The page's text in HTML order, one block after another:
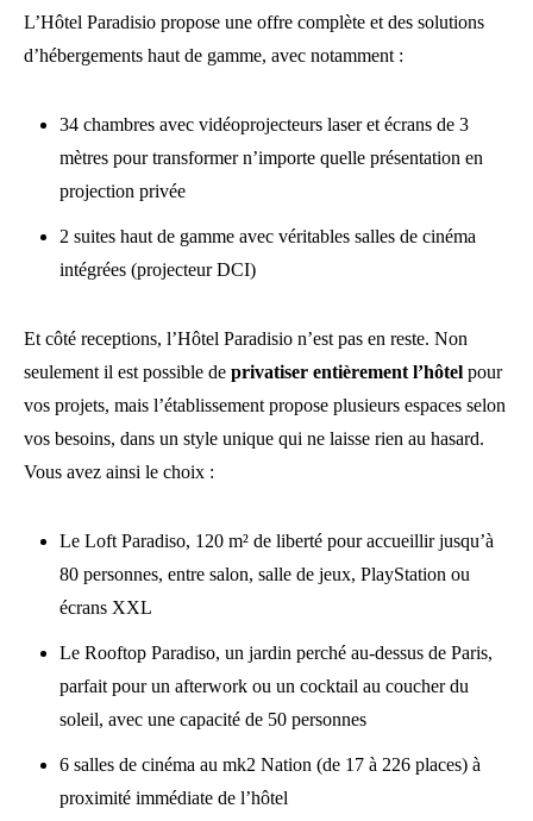
L’Hôtel Paradisio propose une offre complète et des solutions
d’hébergements haut de gamme, avec notamment :
34 chambres avec vidéoprojecteurs laser et écrans de 3
mètres pour transformer n’importe quelle présentation en
projection privée
2 suites haut de gamme avec véritables salles de cinéma
intégrées (projecteur DCI)
Et côté receptions, l’Hôtel Paradisio n’est pas en reste. Non
seulement il est possible de privatiser entièrement l’hôtel pour
vos projets, mais l’établissement propose plusieurs espaces selon
vos besoins, dans un style unique qui ne laisse rien au hasard.
Vous avez ainsi le choix :
Le Loft Paradiso, 120 m² de liberté pour accueillir jusqu’à
80 personnes, entre salon, salle de jeux, PlayStation ou
écrans XXL
Le Rooftop Paradiso, un jardin perché au-dessus de Paris,
parfait pour un afterwork ou un cocktail au coucher du
soleil, avec une capacité de 50 personnes
6 salles de cinéma au mk2 Nation (de 17 à 226 places) à
proximité immédiate de l’hôtel